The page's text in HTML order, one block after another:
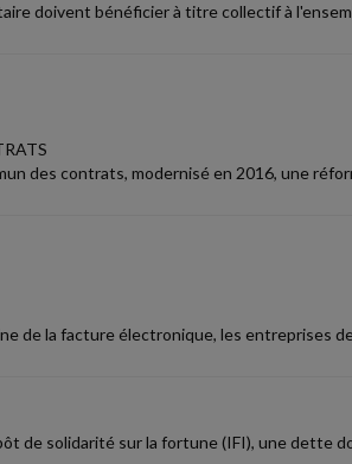
doivent bénéficier à titre collectif à
des contrats, modernisé en 2016, une
de la facture électronique, les entreprises
de solidarité sur la fortune (IFI), une dette